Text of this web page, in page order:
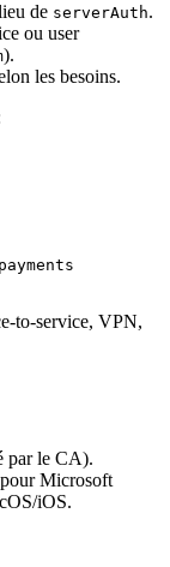
de serverAuth.
ou user
).
les besoins.
to-service, VPN,
par le CA).
Microsoft
iOS.